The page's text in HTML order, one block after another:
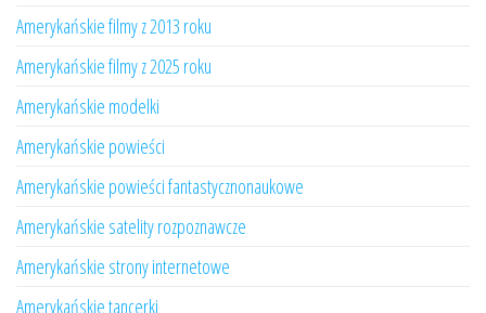
Amerykańskie filmy z 2013 roku
Amerykańskie filmy z 2025 roku
Amerykańskie modelki
Amerykańskie powieści
Amerykańskie powieści fantastycznonaukowe
Amerykańskie satelity rozpoznawcze
Amerykańskie strony internetowe
Amerykańskie tancerki